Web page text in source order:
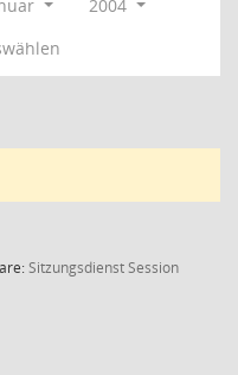
2004
SitzungsdienstSession(Wird in